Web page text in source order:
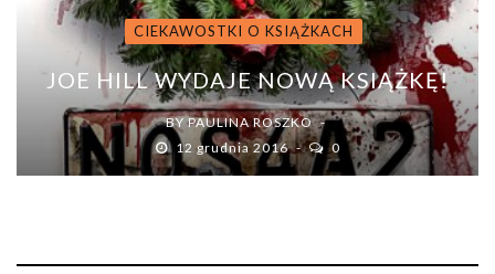
CIEKAWOSTKI O KSIĄŻKACH
JOE HILL WYDAJE NOWĄ KSIĄŻKĘ!
BYPAULINA ROSZKO
12 grudnia 2016
0